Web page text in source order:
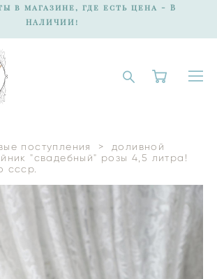
в магазине, где есть цена - В
НАЛИЧИИ!
поступления >
доливной
"свадебный" розы 4,5 литра!
ссср.